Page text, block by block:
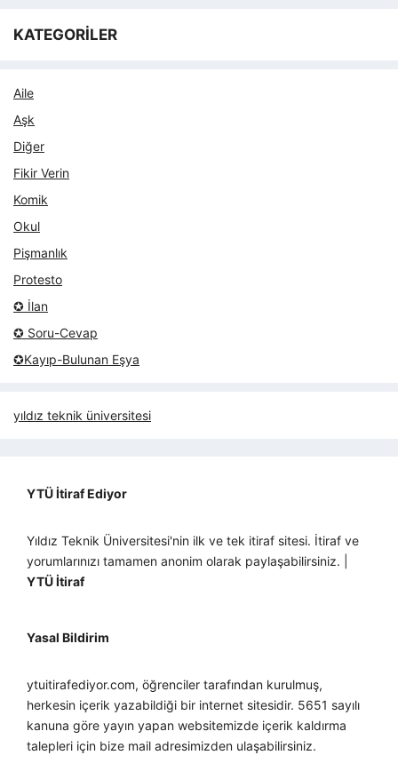
KATEGORİLER
Aile
Aşk
Diğer
Fikir Verin
Komik
Okul
Pişmanlık
Protesto
✪ İlan
✪ Soru-Cevap
✪Kayıp-Bulunan Eşya
yıldız teknik üniversitesi
YTÜ İtiraf Ediyor
Yıldız Teknik Üniversitesi'nin ilk ve tek itiraf sitesi. İtiraf ve
yorumlarınızı tamamen anonim olarak paylaşabilirsiniz. |
YTÜ İtiraf
Yasal Bildirim
ytuitirafediyor.com, öğrenciler tarafından kurulmuş,
herkesin içerik yazabildiği bir internet sitesidir. 5651 sayılı
kanuna göre yayın yapan websitemizde içerik kaldırma
talepleri için bize mail adresimizden ulaşabilirsiniz.